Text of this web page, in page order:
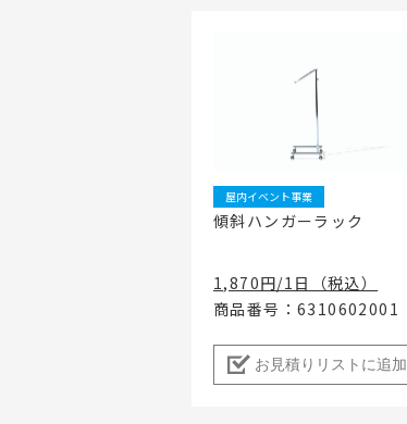
屋内イベント事業
傾斜ハンガーラック
1,870円/1日（税込）
商品番号：6310602001
お見積りリストに追加